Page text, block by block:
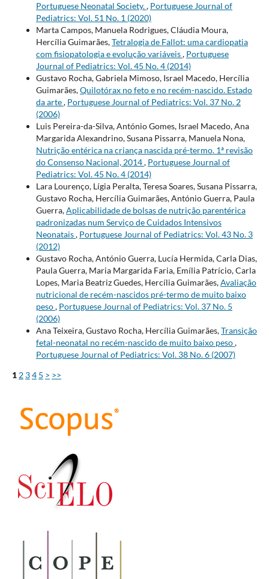
Portuguese Neonatal Society., Portuguese Journal of
Pediatrics: Vol. 51 No. 1 (2020)
Marta Campos, Manuela Rodrigues, Cláudia Moura,
Hercília Guimarães,Tetralogia de Fallot: uma cardiopatia
com fisiopatologia e evolução variáveis, Portuguese
Journal of Pediatrics: Vol. 45 No. 4 (2014)
Gustavo Rocha, Gabriela Mimoso, Israel Macedo, Hercília
Guimarães,Quilotórax no feto e no recém-nascido. Estado
da arte, Portuguese Journal of Pediatrics: Vol. 37 No. 2
(2006)
Luis Pereira-da-Silva, António Gomes, Israel Macedo, Ana
Margarida Alexandrino, Susana Pissarra, Manuela Nona,
Nutrição entérica na criança nascida pré-termo. 1ª revisão
do Consenso Nacional, 2014, Portuguese Journal of
Pediatrics: Vol. 45 No. 4 (2014)
Lara Lourenço, Lígia Peralta, Teresa Soares, Susana Pissarra,
Gustavo Rocha, Hercília Guimarães, António Guerra, Paula
Guerra,Aplicabilidade de bolsas de nutrição parentérica
padronizadas num Serviço de Cuidados Intensivos
Neonatais, Portuguese Journal of Pediatrics: Vol. 43 No. 3
(2012)
Gustavo Rocha, António Guerra, Lucía Hermida, Carla Dias,
Paula Guerra, Maria Margarida Faria, Emília Patrício, Carla
Lopes, Maria Beatriz Guedes, Hercília Guimarães,Avaliação
nutricional de recém-nascidos pré-termo de muito baixo
peso, Portuguese Journal of Pediatrics: Vol. 37 No. 5
(2006)
Ana Teixeira, Gustavo Rocha, Hercília Guimarães,Transição
fetal-neonatal no recém-nascido de muito baixo peso,
Portuguese Journal of Pediatrics: Vol. 38 No. 6 (2007)
1 2 34 5 > >>